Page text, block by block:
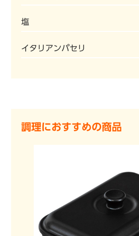
塩
イタリアンパセリ
調理におすすめの商品